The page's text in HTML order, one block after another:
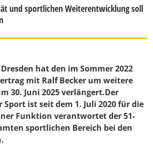
und sportlichen Weiterentwicklung soll
hat den im Sommer 2022
mit Ralf Becker um weitere
30. Juni 2025 verlängert.Der
ist seit dem 1. Juli 2020 für die
Funktion verantwortet der 51-
sportlichen Bereich bei den